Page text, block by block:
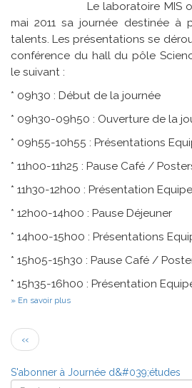
Le laboratoire MIS
mai 2011 sa journée destinée à
talents. Les présentations se
conférence du hall du pôle
le suivant :
* 09h30 : Début de la journée
* 09h30-09h50 : Ouverture de la
* 09h55-10h55 : Présentations
* 11h00-11h25 : Pause Café /
* 11h30-12h00 : Présentation
* 12h00-14h00 : Pause Déjeuner
* 14h00-15h00 : Présentations
* 15h05-15h30 : Pause Café /
* 15h35-16h00 : Présentation
En savoir plus
MIS
-
Pagination
Page
précédente
‹‹
S'abonner à Journée d&#039;études